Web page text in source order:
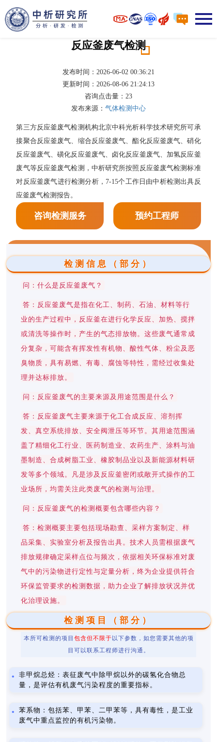
反应釜废气检测
发布时间：2026-06-02 00:36:21
更新时间：2026-08-06 21:24:13
咨询点击量： 23
发布来源： 气体检测中心
第三方反应釜废气检测机构北京中科光析科学技术研究所可承
接聚合反应釜废气、缩合反应釜废气、酯化反应釜废气、硝化
反应釜废气、磺化反应釜废气、卤化反应釜废气、加氢反应釜
废气等反应釜废气检测，中析研究所按照反应釜废气检测标准
对反应釜废气进行检测分析，7-15个工作日由中析检测出具反
应釜废气检测报告。
咨询检测服务 预约工程师
检测信息（部分）
问：什么是反应釜废气？
答：反应釜废气是指在化工、制药、石油、材料等行
业的生产过程中，反应釜在进行化学反应、加热、搅拌
或清洗等操作时，产生的气态排放物。这些废气通常成
分复杂，可能含有挥发性有机物、酸性气体、粉尘及恶
臭物质，具有易燃、有毒、腐蚀等特性，需经过收集处
理并达标排放。
问：反应釜废气的主要来源及用途范围是什么？
答：反应釜废气主要来源于化工合成反应、溶剂挥
发、真空系统排放、安全阀泄压等环节。其用途范围涵
盖了精细化工行业、医药制造业、农药生产、涂料与油
墨制造、合成树脂工业、橡胶制品业以及新能源材料研
发等多个领域。凡是涉及反应釜密闭或敞开式操作的工
业场所，均需关注此类废气的检测与治理。
问：反应釜废气的检测概要包含哪些内容？
答：检测概要主要包括现场勘查、采样方案制定、样
品采集、实验室分析及报告出具。技术人员需根据废气
排放规律确定采样点位与频次，依据相关环保标准对废
气中的污染物进行定性与定量分析，终为企业提供符合
环保监管要求的检测数据，助力企业了解排放状况并优
化治理设施。
检测项目（部分）
本所可检测的项目 包含但不限于 以下参数，如您需要其他的项
目可以联系工程师进行沟通。
非甲烷总烃：表征废气中除甲烷以外的碳氢化合物总
量，是评估有机废气污染程度的重要指标。
苯系物：包括苯、甲苯、二甲苯等，具有毒性，是工业
废气中重点监控的有机污染物。